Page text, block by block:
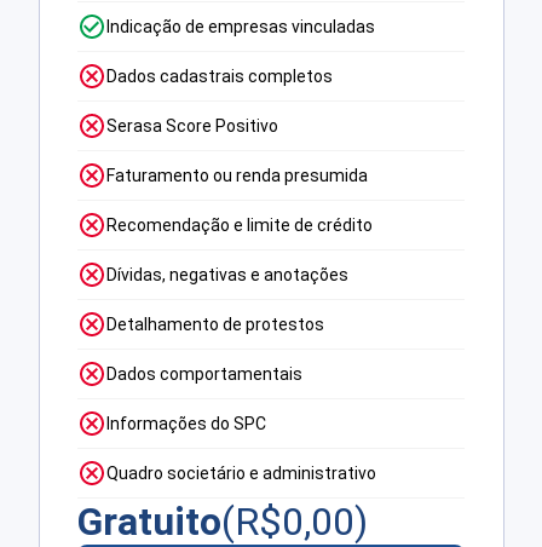
Indicação de empresas vinculadas
Dados cadastrais completos
Serasa Score Positivo
Faturamento ou renda presumida
Recomendação e limite de crédito
Dívidas, negativas e anotações
Detalhamento de protestos
Dados comportamentais
Informações do SPC
Quadro societário e administrativo
Gratuito(R$0,00)